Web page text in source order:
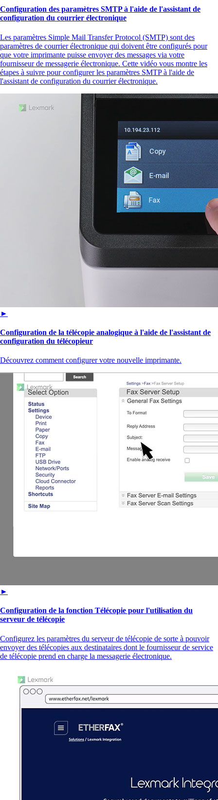
Configuration des paramètres SMTP à l'aide de l'assistant de
configuration du courrier électronique
Les paramètres Simple Mail Transfer Protocol (SMTP) sont des
paramètres de courrier électronique qui doivent être configurés pour
que votre imprimante puisse envoyer des messages via votre
fournisseur de messagerie électronique. Cette vidéo vous montre les
étapes à suivre pour configurer les paramètres SMTP à l'aide de
l'assistant de configuration du courrier électronique.
►
Configuration de la télécopie analogique à l'aide de l'assistant de
configuration du télécopieur
Découvrez comment configurer votre nouvelle imprimante.
►
Configuration de la fonction Télécopie pour l'utilisation du
serveur de télécopie
Configurez les paramètres du serveur de télécopie de sorte à pouvoir
envoyer des télécopies aux destinataires dont le fournisseur de service
de télécopie prend en charge la messagerie électronique.